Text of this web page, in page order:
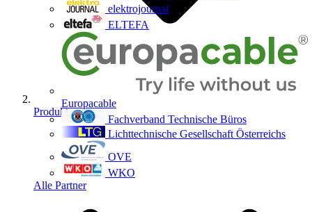
elektrojournal
ELTEFA
Europacable
Fachverband Technische Büros
Lichttechnische Gesellschaft Österreichs
OVE
WKO
Alle Partner
Produkte